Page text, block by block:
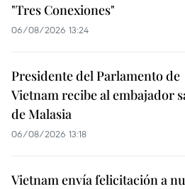
"Tres Conexiones"
06/08/2026 13:24
Presidente del Parlamento de
Vietnam recibe al embajador
de Malasia
06/08/2026 13:18
Vietnam envía felicitación a